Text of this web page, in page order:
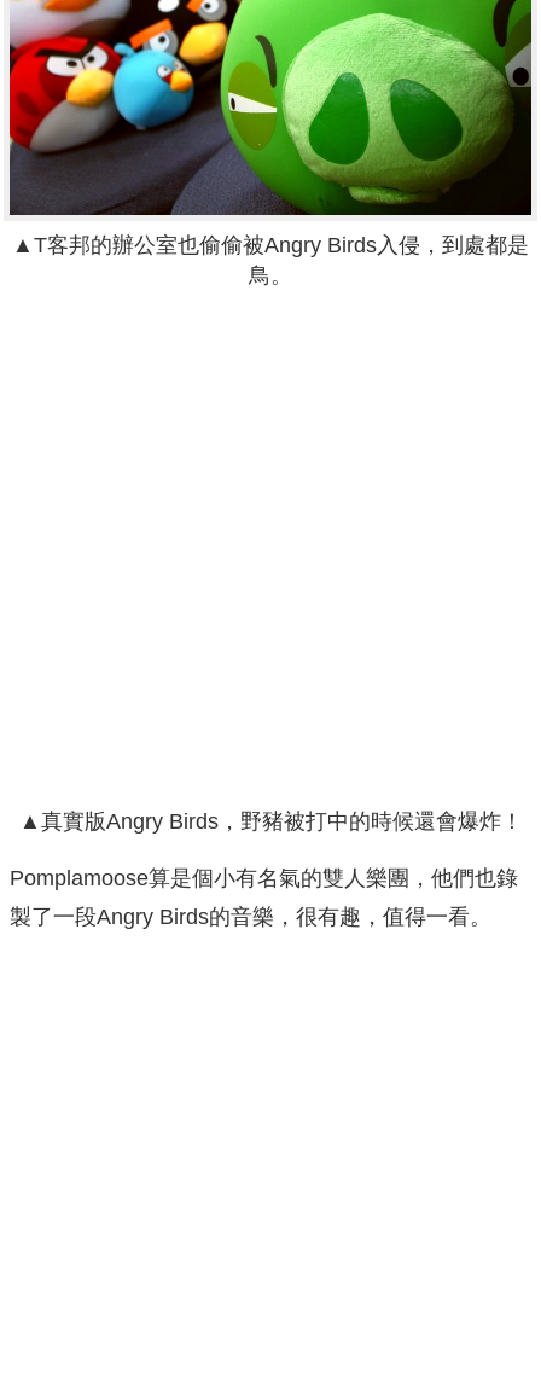
▲T客邦的辦公室也偷偷被Angry Birds入侵，到處都是
鳥。
▲真實版Angry Birds，野豬被打中的時候還會爆炸！
Pomplamoose算是個小有名氣的雙人樂團，他們也錄
製了一段Angry Birds的音樂，很有趣，值得一看。